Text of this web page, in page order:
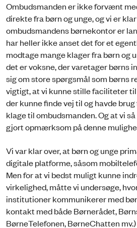
Ombudsmanden er ikke forvænt
direkte fra børn og unge, og vi er
ombudsmandens børnekontor er
har heller ikke anset det for et
modtage mange klager fra børn og
det er voksne, der varetager børns
sig om store spørgsmål som børns
vigtigt, at vi kunne stille faciliteter
der kunne finde vej til og havde
klage til ombudsmanden. Og at vi
gjort opmærksom på denne
Vi var klar over, at børn og unge
digitale platforme, såsom
Men for at vi bedst muligt kunne
virkelighed, måtte vi undersøge,
institutioner kommunikerer med
kontakt med både Børnerådet,
BørneTelefonen, BørneChatten